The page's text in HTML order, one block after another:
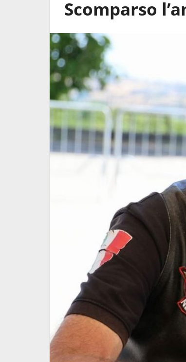
Scomparso
Rievocazione
Adriano - MC 0032
Capua…